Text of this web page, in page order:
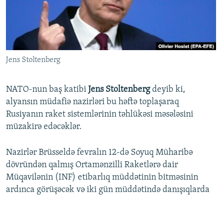
İNFOQRAFIKA
KARIKATURA
AZƏRBAYCAN ƏDƏBIYYATI KITABXANASI
İSLAM VƏ DEMOKRATIYA
İZ - MƏDƏNIYYƏT PROQRAMI
MISSIYAMIZ
PEŞƏ ETIKASI VƏ JURNALISTIKA STANDARTLARIMIZ
MATERIALLARIMIZDAN ISTIFADƏ
AZADLIQRADIOSU MOBIL TELEFONUNUZDA
XƏBƏR BÜLLETENLƏRIMIZ
RFE/RL-in bütün saytları
Jens Stoltenberg
NATO-nun baş katibi Jens Stoltenbergdeyib ki,
alyansın müdafiə nazirləri bu həftə toplaşaraq
Rusiyanın raket sistemlərinin təhlükəsi məsələsini
müzakirə edəcəklər.
Nazirlər Brüsseldə fevralın 12-də Soyuq Müharibə
dövründən qalmış Ortamənzilli Raketlərə dair
Müqavilənin (INF) etibarlıq müddətinin bitməsinin
ardınca görüşəcək və iki gün müddətində danışıqlarda